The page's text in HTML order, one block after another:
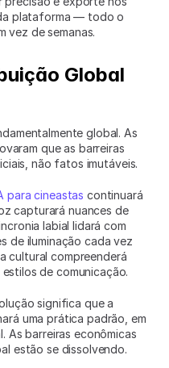
plataforma — todo o
vez de semanas.
Global
global. As
que as barreiras
não fatos imutáveis.
para cineastas continuará
capturará nuances de
labial lidará com
de iluminação cada vez
cultural compreenderá
de comunicação.
significa que a
uma prática padrão, em
As barreiras econômicas
estão se dissolvendo.